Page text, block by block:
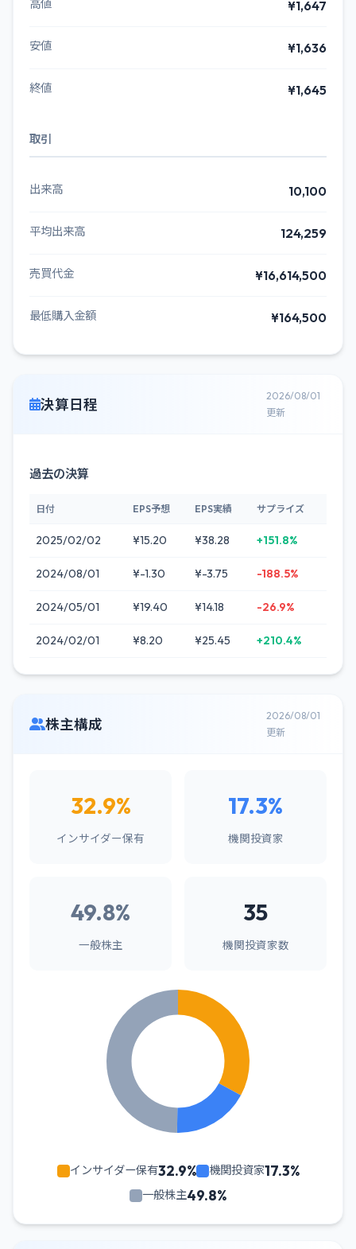
高値 ¥1,647
安値 ¥1,636
終値 ¥1,645
取引
出来高 10,100
平均出来高 124,259
売買代金 ¥16,614,500
最低購入金額 ¥164,500
決算日程
2026/08/01
更新
過去の決算
日付 EPS予想 EPS実績 サプライズ
2025/02/02 ¥15.20 ¥38.28 +151.8%
2024/08/01 ¥-1.30 ¥-3.75 -188.5%
2024/05/01 ¥19.40 ¥14.18 -26.9%
2024/02/01 ¥8.20 ¥25.45 +210.4%
株主構成
2026/08/01
更新
32.9%
インサイダー保有
17.3%
機関投資家
49.8%
一般株主
35
機関投資家数
インサイダー保有32.9% 機関投資家17.3%
一般株主49.8%